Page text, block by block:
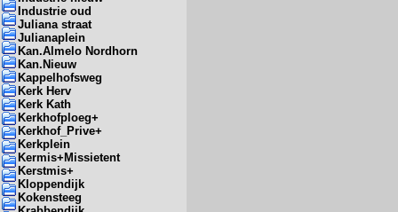
Industrie oud
Juliana straat
Julianaplein
Kan.Almelo Nordhorn
Kan.Nieuw
Kappelhofsweg
Kerk Herv
Kerk Kath
Kerkhofploeg+
Kerkhof_Prive+
Kerkplein
Kermis+Missietent
Kerstmis+
Kloppendijk
Kokensteeg